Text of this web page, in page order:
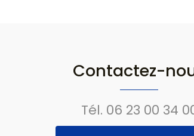
Contactez-
Tél. 06 23 00 34